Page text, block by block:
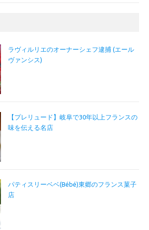
ラヴィルリエのオーナーシェフ逮捕 (エール
ヴァンシス)
【プレリュード】岐阜で30年以上フランスの
味を伝える名店
パティスリーベベ(Bébé)東郷のフランス菓子
店